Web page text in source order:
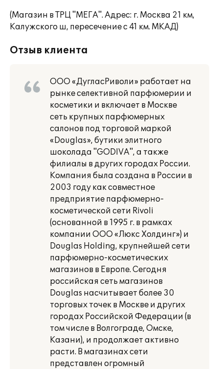
(Магазин в ТРЦ "МЕГА". Адрес: г. Москва 21 км,
Калужского ш, пересечение с 41 км. МКАД)
Отзыв клиента
ООО «ДугласРиволи» работает на
рынке селективной парфюмерии и
косметики и включает в Москве
сеть крупных парфюмерных
салонов под торговой маркой
«Douglas», бутики элитного
шоколада "GODIVA", а также
филиалы в других городах России.
Компания была создана в России в
2003 году как совместное
предприятие парфюмерно-
косметической сети Rivoli
(основанной в 1995 г. в рамках
компании ООО «Люкс Холдинг») и
Douglas Holding, крупнейшей сети
парфюмерно-косметических
магазинов в Европе. Сегодня
российская сеть магазинов
Douglas насчитывает более 30
торговых точек в Москве и других
городах Российской Федерации (в
том числе в Волгограде, Омске,
Казани), и продолжает активно
расти. В магазинах сети
представлен огромный